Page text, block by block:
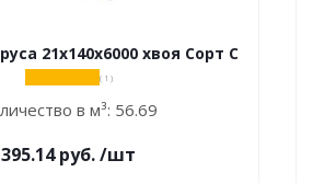
21х140х6000 хвоя Сорт С
( 1 )
в м³: 56.69
395.14руб./шт